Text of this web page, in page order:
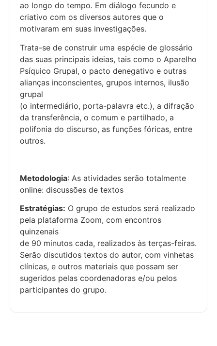
ao longo do tempo. Em diálogo fecundo e
criativo com os diversos autores que o
motivaram em suas investigações.
Trata-se de construir uma espécie de glossário
das suas principais ideias, tais como o Aparelho
Psíquico Grupal, o pacto denegativo e outras
alianças inconscientes, grupos internos, ilusão
grupal
(o intermediário, porta-palavra etc.), a difração
da transferência, o comum e partilhado, a
polifonia do discurso, as funções fóricas, entre
outros.
Metodologia: As atividades serão totalmente
online: discussões de textos
Estratégias: O grupo de estudos será realizado
pela plataforma Zoom, com encontros
quinzenais
de 90 minutos cada, realizados às terças-feiras.
Serão discutidos textos do autor, com vinhetas
clínicas, e outros materiais que possam ser
sugeridos pelas coordenadoras e/ou pelos
participantes do grupo.